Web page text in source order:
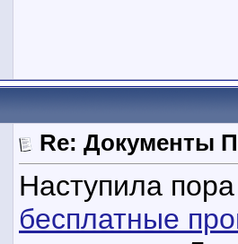
Re: Документы
Наступила
бесплатные